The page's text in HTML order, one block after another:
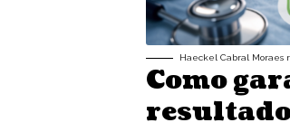
Haeckel Cabral Moraes
Como